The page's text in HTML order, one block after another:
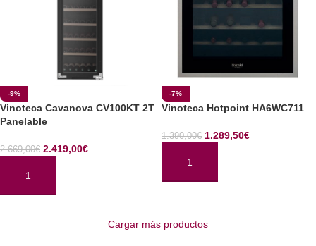
-9%
Vinoteca Cavanova CV100KT 2T
Panelable
2.669,00€ 2.419,00€
AÑADIR AL CARRITO
-7%
Vinoteca Hotpoint HA6WC711
1.390,00€ 1.289,50€
AÑADIR AL CARRITO
Cargar más productos